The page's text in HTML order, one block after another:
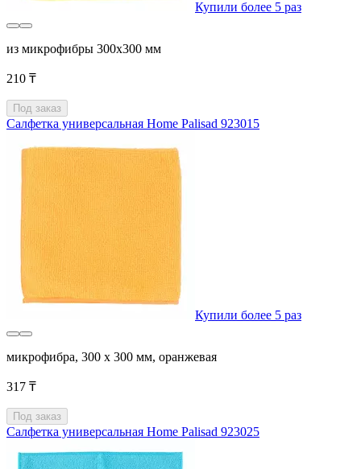
Купили более 5 раз
из микрофибры 300x300 мм
210 ₸
Под заказ
Салфетка универсальная Home Palisad 923015
Купили более 5 раз
микрофибра, 300 x 300 мм, оранжевая
317 ₸
Под заказ
Салфетка универсальная Home Palisad 923025